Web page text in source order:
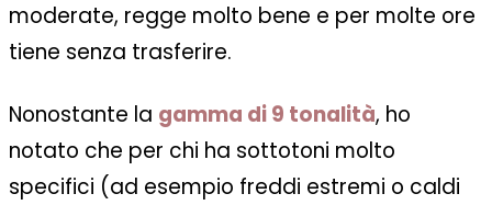
moderate, regge molto bene e per molte ore
tiene senza trasferire.
Nonostante la gamma di 9 tonalità, ho
notato che per chi ha sottotoni molto
specifici (ad esempio freddi estremi o caldi